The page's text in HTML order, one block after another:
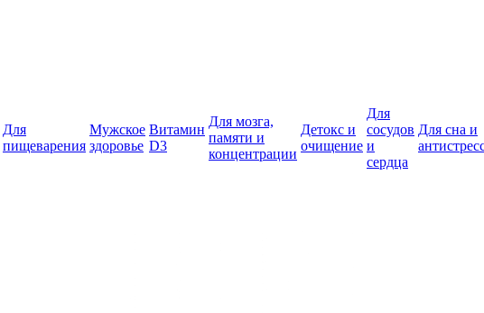
Для
пищеварения
Мужское
здоровье
Витамин
D3
Для мозга,
памяти и
концентрации
Детокс и
очищение
Для
сосудов
и
сердца
Для сна и